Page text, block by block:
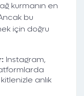
kurmanın en
bu
için doğru
Instagram,
anlık